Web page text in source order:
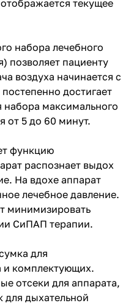
текущее
набора лечебного
позволяет пациенту
воздуха начинается с
достигает
набора максимального
от 5 до 60 минут.
функцию
распознает выдох
На вдохе аппарат
лечебное давление.
минимизировать
СиПАП терапии.
для
и комплектующих.
отсеки для аппарата,
для дыхательной